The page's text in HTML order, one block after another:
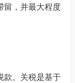
留，并最大程度
款。关税是基于